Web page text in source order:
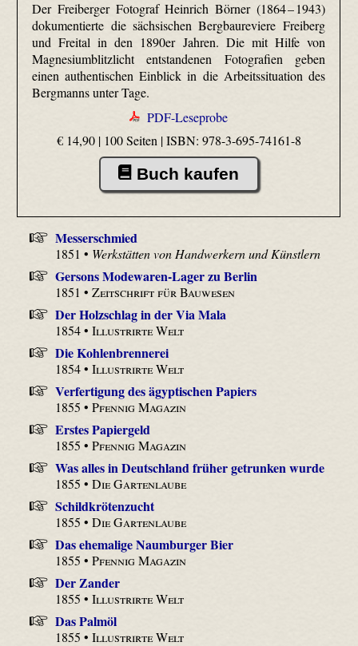
Der Freiberger Fotograf Heinrich Börner (1864 – 1943)
dokumentierte die sächsischen Bergbaureviere Freiberg
und Freital in den 1890er Jahren. Die mit Hilfe von
Magnesiumblitzlicht entstandenen Fotografien geben
einen authentischen Einblick in die Arbeitssituation des
Bergmanns unter Tage.
PDF-Leseprobe
€ 14,90 | 100 Seiten |ISBN: 978-3-695-74161-8
Buch kaufen
Messerschmied
1851 • Werkstätten von Handwerkern und Künstlern
Gersons Modewaren-Lager zu Berlin
1851 •Zeitschrift für Bauwesen
Der Holzschlag in der Via Mala
1854 •Illustrirte Welt
Die Kohlenbrennerei
1854 •Illustrirte Welt
Verfertigung des ägyptischen Papiers
1855 •Pfennig Magazin
Erstes Papiergeld
1855 •Pfennig Magazin
Was alles in Deutschland früher getrunken wurde
1855 •Die Gartenlaube
Schildkrötenzucht
1855 •Die Gartenlaube
Das ehemalige Naumburger Bier
1855 •Pfennig Magazin
Der Zander
1855 •Illustrirte Welt
Das Palmöl
1855 •Illustrirte Welt